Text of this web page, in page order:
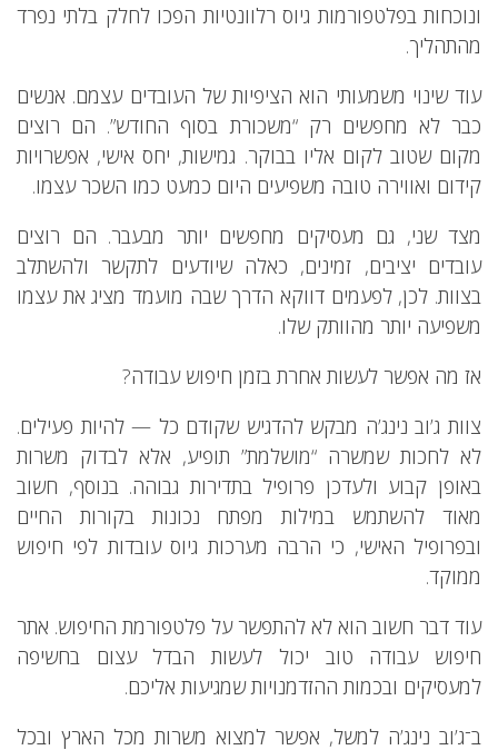
ונוכחות בפלטפורמות גיוס רלוונטיות הפכו לחלק בלתי נפרד
מהתהליך.
עוד שינוי משמעותי הוא הציפיות של העובדים עצמם. אנשים
כבר לא מחפשים רק “משכורת בסוף החודש”. הם רוצים
מקום שטוב לקום אליו בבוקר. גמישות, יחס אישי, אפשרויות
קידום ואווירה טובה משפיעים היום כמעט כמו השכר עצמו.
מצד שני, גם מעסיקים מחפשים יותר מבעבר. הם רוצים
עובדים יציבים, זמינים, כאלה שיודעים לתקשר ולהשתלב
בצוות. לכן, לפעמים דווקא הדרך שבה מועמד מציג את עצמו
משפיעה יותר מהוותק שלו.
אז מה אפשר לעשות אחרת בזמן חיפוש עבודה?
צוות ג’וב נינג’ה מבקש להדגיש שקודם כל — להיות פעילים.
לא לחכות שמשרה “מושלמת” תופיע, אלא לבדוק משרות
באופן קבוע ולעדכן פרופיל בתדירות גבוהה. בנוסף, חשוב
מאוד להשתמש במילות מפתח נכונות בקורות החיים
ובפרופיל האישי, כי הרבה מערכות גיוס עובדות לפי חיפוש
ממוקד.
עוד דבר חשוב הוא לא להתפשר על פלטפורמת החיפוש. אתר
חיפוש עבודה טוב יכול לעשות הבדל עצום בחשיפה
למעסיקים ובכמות ההזדמנויות שמגיעות אליכם.
ב־ג’וב נינג’ה למשל, אפשר למצוא משרות מכל הארץ ובכל